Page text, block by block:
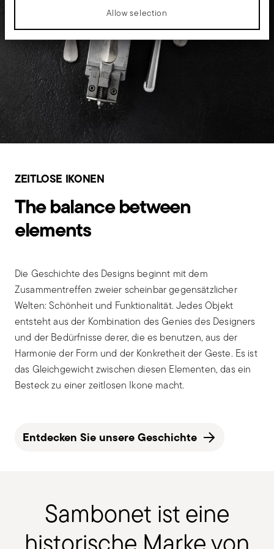
Allow selection
ZEITLOSE IKONEN
The balance between
elements
Die Geschichte des Designs beginnt mit dem
Zusammentreffen zweier scheinbar gegensätzlicher
Welten: Schönheit und Funktionalität. Jedes Objekt
entsteht aus der Kombination des Genies des Designers
und der Bedürfnisse derer, die es benutzen, aus der
Harmonie der Form und der Konkretheit der Geste. Es ist
das Gleichgewicht zwischen diesen Elementen, das ein
Besteck zu einer zeitlosen Ikone macht.
Entdecken Sie unsere Geschichte
Sambonet ist eine